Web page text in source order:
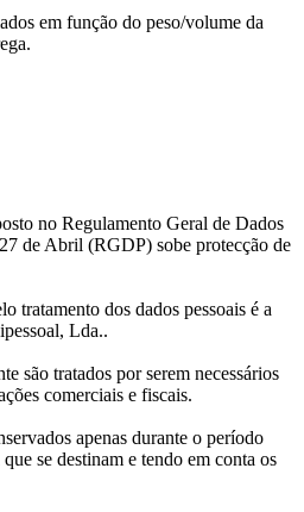
em função do peso/volume da
no Regulamento Geral de Dados
de Abril (RGDP) sobe protecção de
tratamento dos dados pessoais é a
Lda..
são tratados por serem necessários
comerciais e fiscais.
apenas durante o período
se destinam e tendo em conta os